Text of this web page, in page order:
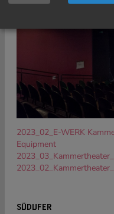
2023_02_E-WERK
Equipment
SÜDUFER